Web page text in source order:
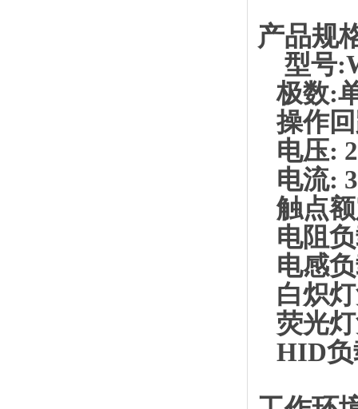
产品规
型号
极数:
操作
电压:
电流:
触点
电阻负
电感负
白炽灯
荧光灯
HID负